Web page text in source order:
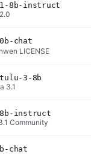
8b-instruct
chat
LICENSE
3-8b
3.1
instruct
Community
chat